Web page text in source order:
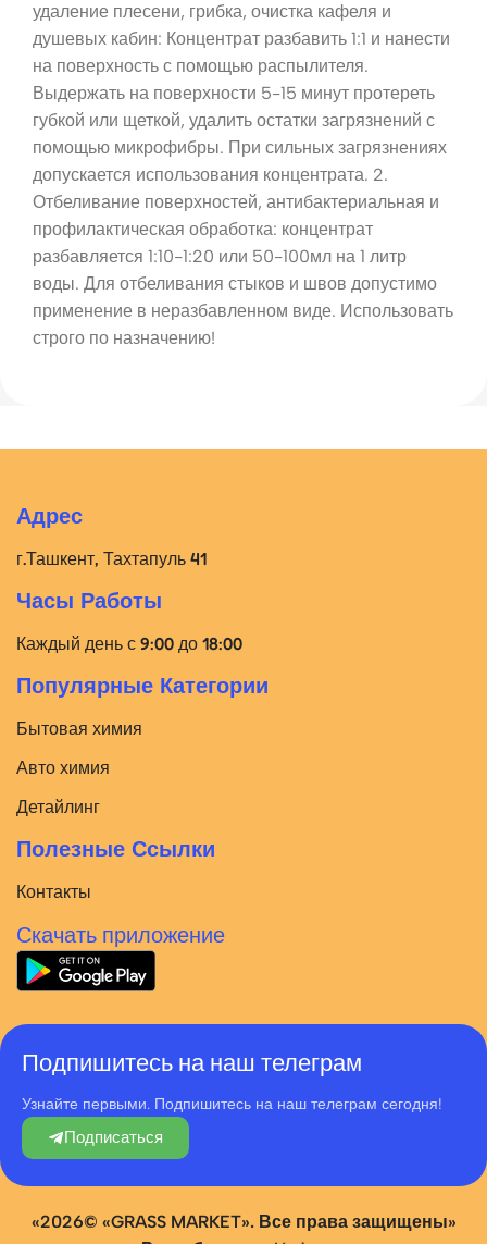
удаление плесени, грибка, очистка кафеля и
душевых кабин: Концентрат разбавить 1:1 и нанести
на поверхность с помощью распылителя.
Выдержать на поверхности 5-15 минут протереть
губкой или щеткой, удалить остатки загрязнений с
помощью микрофибры. При сильных загрязнениях
допускается использования концентрата. 2.
Отбеливание поверхностей, антибактериальная и
профилактическая обработка: концентрат
разбавляется 1:10-1:20 или 50-100мл на 1 литр
воды. Для отбеливания стыков и швов допустимо
применение в неразбавленном виде. Использовать
строго по назначению!
Адрес
г.Ташкент, Тахтапуль 41
Часы Работы
Каждый день с 9:00 до 18:00
Популярные Категории
Бытовая химия
Авто химия
Детайлинг
Полезные Ссылки
Контакты
Скачать приложение
Подпишитесь на наш телеграм
Узнайте первыми. Подпишитесь на наш телеграм сегодня!
Подписаться
«2026© «GRASS MARKET». Все права защищены»